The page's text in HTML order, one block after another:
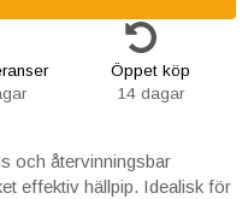
Öppet köp
14 dagar
och återvinningsbar
effektiv hällpip. Idealisk för